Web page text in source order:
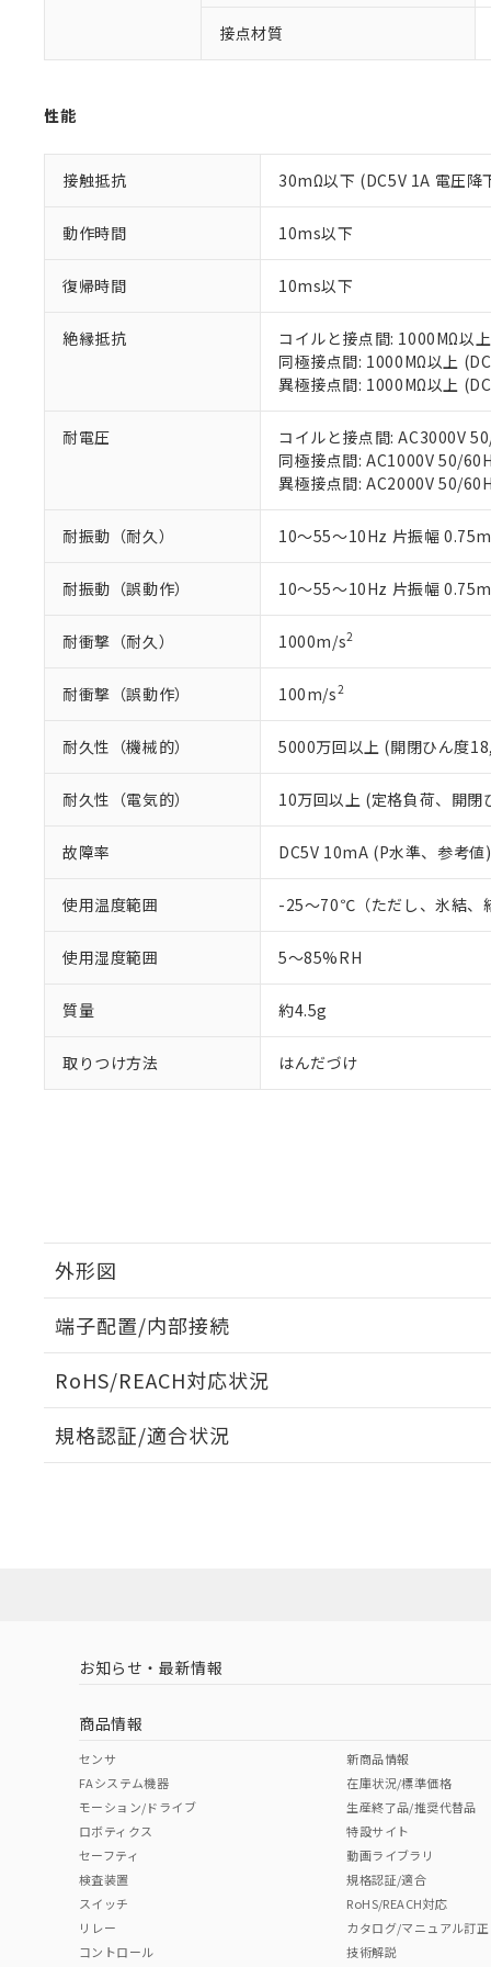
接点材質
性能
接触抵抗 30mΩ以下 (DC5V 1A 電圧降
動作時間 10ms以下
復帰時間 10ms以下
絶縁抵抗
コイルと接点間: 1000MΩ以
同極接点間: 1000MΩ以上
異極接点間: 1000MΩ以上
耐電圧
コイルと接点間: AC3000V
同極接点間: AC1000V 50/
異極接点間: AC2000V 50/
耐振動（耐久） 10～55～10Hz 片振幅
耐振動（誤動作） 10～55～10Hz 片振幅
耐衝撃（耐久） 1000m/s2
耐衝撃（誤動作） 100m/s2
耐久性（機械的） 5000万回以上 (開閉ひん度
耐久性（電気的） 10万回以上 (定格負荷、開
故障率 DC5V 10mA (P水準、参考
使用温度範囲 -25～70℃（ただし、氷結、
使用湿度範囲 5～85%RH
質量 約4.5g
取りつけ方法 はんだづけ
外形図
取りつけ穴加工図
端子配置/内部接続
RoHS/REACH対応状況
EU RoHS 注意事項・凡例
中国 RoHS 注意事項・凡例
中国 RoHS表
Pb Hg Cr(VI)
規格認証/適合状況
当社制御機
正式な納期
当社販売員に
オムロン制
お客様が当
が、当社の
さい。
※当社の共
いる法人を
鉛(Pb) 1000ppm以下
※2 対応予定月
※3 非含有証明
下記の非含有証明
EU RoHS指令（
51物質の非含有証
※本証明書は発行
また、RoHS指令
混在することから
既に当社にて対応
り割愛しております
「×」：最大均質
「－」：未確認
※2 環境保護使
「ｅ」：有害物質
う）を輸出
などの必要
置等に一切
当社は、貴
また当社は
△ 一定数に
機器販
空
白
受注生
お知らせ・最新情報
商品情報
センサ
FAシステム機器
モーション/ドライブ
ロボティクス
セーフティ
検査装置
スイッチ
リレー
コントロール
新商品情報
在庫状況/標準価格
生産終了品/推奨代替品
特設サイト
動画ライブラリ
規格認証/適合
RoHS/REACH対応
カタログ/マニュアル訂正
技術解説